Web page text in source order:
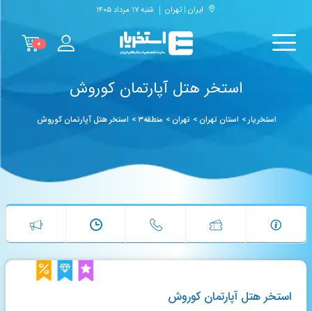
ایران | تهران شنبه ۱۷ مرداد ۱۴۰۵
۰
استخر هتل آپارتمان کوروش
استخریار> استان تهران> تهران> منطقه۳ > استخر هتل آپارتمان کوروش
استخر هتل آپارتمان کوروش